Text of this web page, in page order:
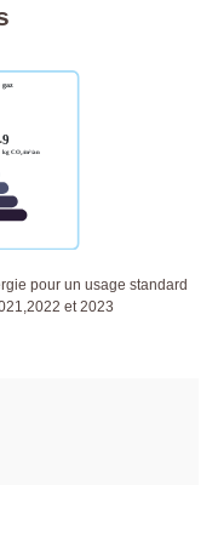
pour un usage standard
et 2023